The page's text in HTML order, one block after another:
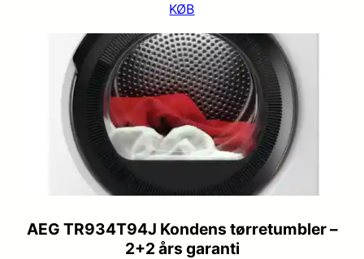
KØB
AEG TR934T94J Kondens tørretumbler –
2+2 års garanti